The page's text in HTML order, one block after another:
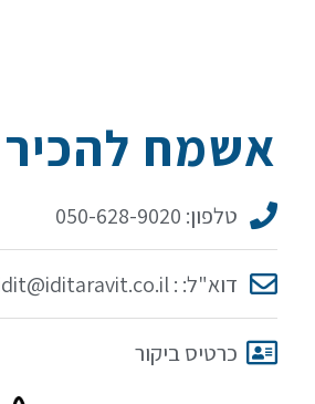
אשמח להכיר
טלפון: 050-628-9020
דוא"ל: : idit@iditaravit.co.il
כרטיס ביקור